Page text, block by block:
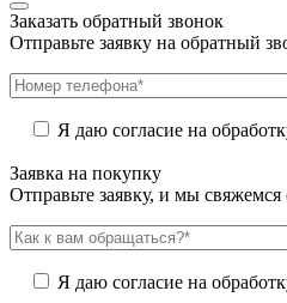
Заказать обратный звонок
Отправьте заявку на обратный
Я даю согласие на
Заявка на покупку
Отправьте заявку, и мы
Я даю согласие на